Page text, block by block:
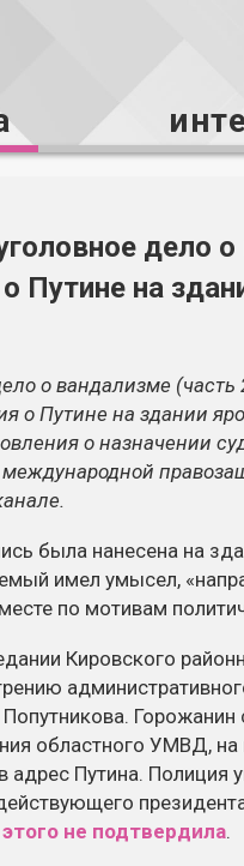
дело
Путине на
о вандализме (часть
о Путине на здании
о назначении
была нанесена на
имел умысел,
по мотивам
Кировского
областного УМВД, на
адрес Путина. Полиция
этого не подтвердила.